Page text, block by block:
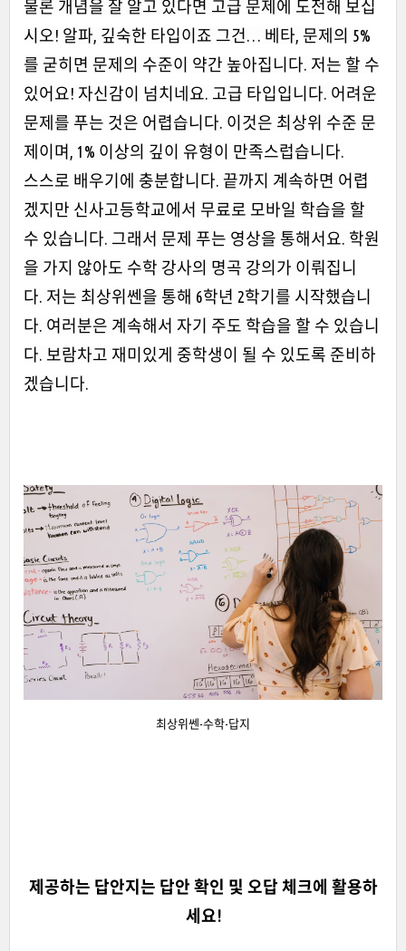
물론 개념을 잘 알고 있다면 고급 문제에 도전해 보십
시오! 알파, 깊숙한 타입이죠 그건… 베타, 문제의 5%
를 굳히면 문제의 수준이 약간 높아집니다. 저는 할 수
있어요! 자신감이 넘치네요. 고급 타입입니다. 어려운
문제를 푸는 것은 어렵습니다. 이것은 최상위 수준 문
제이며, 1% 이상의 깊이 유형이 만족스럽습니다.
스스로 배우기에 충분합니다. 끝까지 계속하면 어렵
겠지만 신사고등학교에서 무료로 모바일 학습을 할
수 있습니다. 그래서 문제 푸는 영상을 통해서요. 학원
을 가지 않아도 수학 강사의 명곡 강의가 이뤄집니
다. 저는 최상위쎈을 통해 6학년 2학기를 시작했습니
다. 여러분은 계속해서 자기 주도 학습을 할 수 있습니
다. 보람차고 재미있게 중학생이 될 수 있도록 준비하
겠습니다.
최상위쎈-수학-답지
제공하는 답안지는 답안 확인 및 오답 체크에 활용하
세요!